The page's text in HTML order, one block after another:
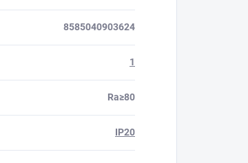
8585040903624
1
Ra≥80
IP20